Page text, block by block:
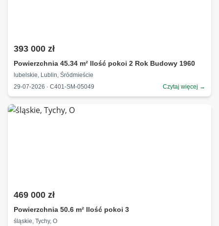
393 000 zł
Powierzchnia 45.34 m² Ilość pokoi 2 Rok Budowy 1960
lubelskie, Lublin, Śródmieście
29-07-2026 · C401-SM-05049
Czytaj więcej →
469 000 zł
Powierzchnia 50.6 m² Ilość pokoi 3
śląskie, Tychy, O